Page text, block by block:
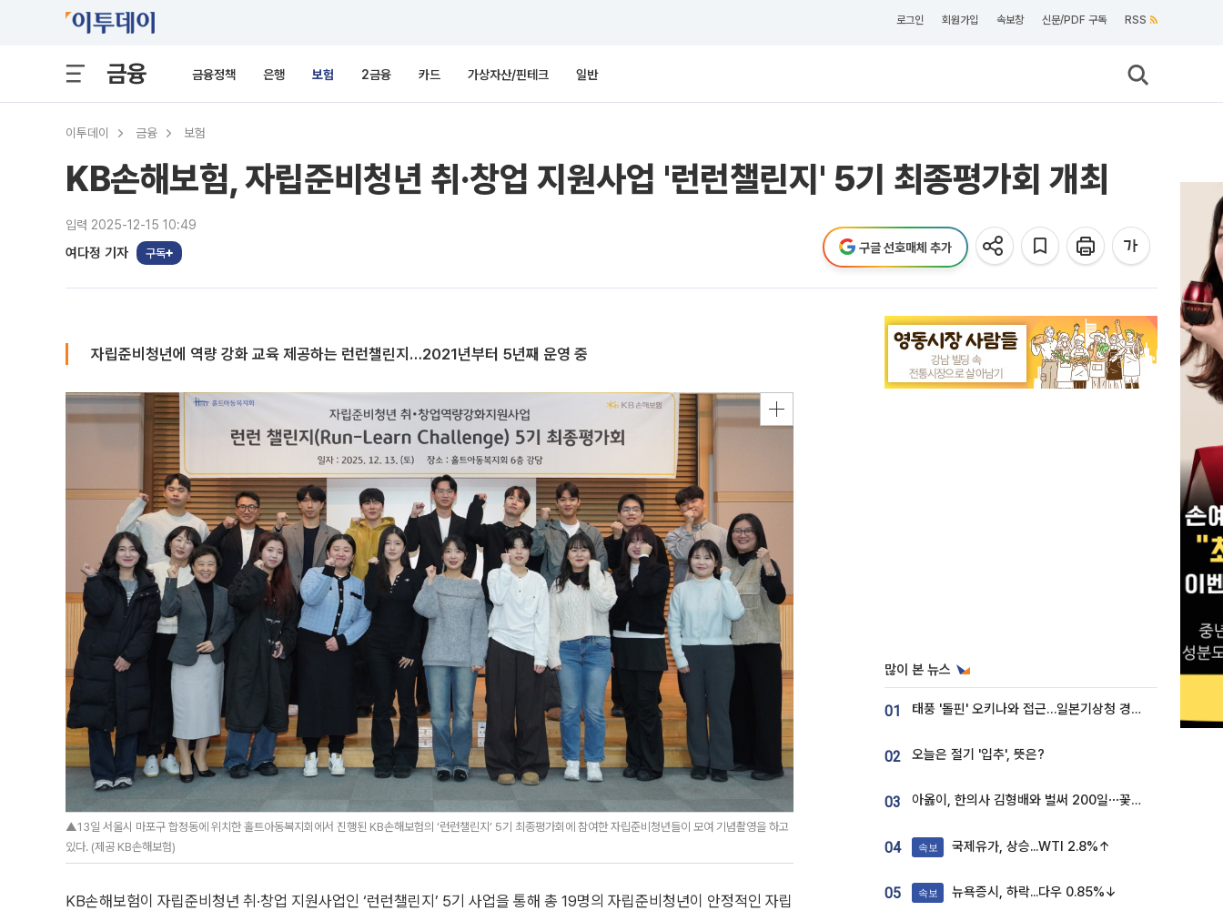
로그인 회원가입 속보창 신문/PDF 구독 RSS
금융 금융정책 은행 보험 2금융 카드 가상자산/핀테크 일반
이투데이 금융 보험
KB손해보험, 자립준비청년 취·창업 지원사업 '런런챌린지' 5기 최종평가회 개최
입력 2025-12-15 10:49
여다정 기자 구독 구글 선호매체 추가
자립준비청년에 역량 강화 교육 제공하는 런런챌린지…2021년부터 5년째 운영 중
▲13일 서울시 마포구 합정동에 위치한 홀트아동복지회에서 진행된 KB손해보험의 ‘런런챌린지’ 5기 최종평가회에 참여한 자립준비청년들이 모여 기념촬영을 하고
있다. (제공 KB손해보험)
KB손해보험이 자립준비청년 취·창업 지원사업인 ‘런런챌린지’ 5기 사업을 통해 총 19명의 자립준비청년이 안정적인 자립
많이 본 뉴스
01 태풍 '돌핀' 오키나와 접근…일본기상청 경로 업데이트
02 오늘은 절기 '입추', 뜻은?
03 아옳이, 한의사 김형배와 벌써 200일⋯꽃다발 들고 "프러포즈 아냐"
04 속보 국제유가, 상승...WTI 2.8%↑
05 속보 뉴욕증시, 하락...다우 0.85%↓